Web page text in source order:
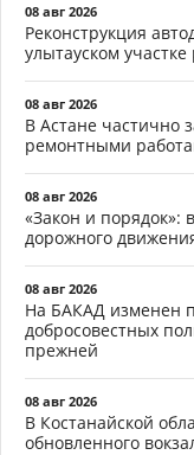
08 авг 2026
Реконструкция
улытауском
08 авг 2026
В Астане частично
ремонтными
08 авг 2026
«Закон и порядок»:
дорожного
08 авг 2026
На БАКАД изменен
добросовестных
прежней
08 авг 2026
В Костанайской
обновленного